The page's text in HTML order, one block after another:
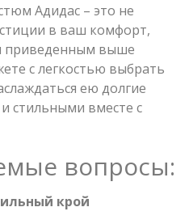
Адидас – это не
в ваш комфорт,
приведенным выше
с легкостью выбрать
ею долгие
стильными вместе с
вопросы:
крой